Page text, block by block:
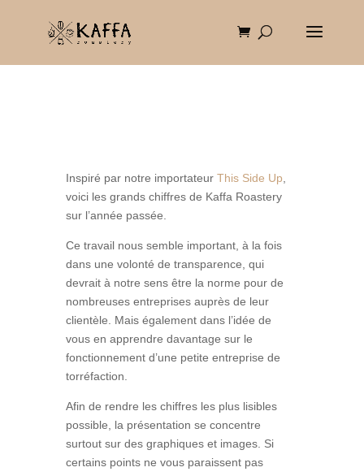
Inspiré par notre importateur This Side Up
voici les grands chiffres de Kaffa Roastery
sur l’année passée.
Ce travail nous semble important, à la fois
dans une volonté de transparence, qui
devrait à notre sens être la norme pour de
nombreuses entreprises auprès de leur
clientèle. Mais également dans l’idée de
vous en apprendre davantage sur le
fonctionnement d’une petite entreprise de
torréfaction.
Afin de rendre les chiffres les plus lisibles
possible, la présentation se concentre
surtout sur des graphiques et images. Si
certains points ne vous paraissent pas